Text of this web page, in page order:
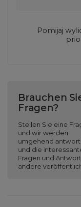
Pomijaj
Brauchen
Fragen?
Stellen Sie eine
und wir werden
umgehend
und die
Fragen und
andere